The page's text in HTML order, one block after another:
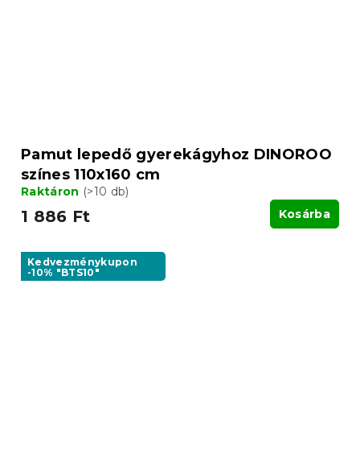
Pamut lepedő gyerekágyhoz DINOROO
színes 110x160 cm
Raktáron (>10 db)
1 886 Ft Kosárba
Kedvezménykupon
-10% "BTS10"